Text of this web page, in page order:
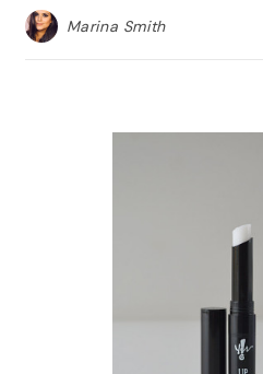
Marina Smith